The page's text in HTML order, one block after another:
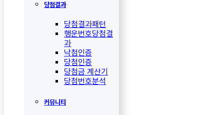
당첨결과
당첨결과패턴
행운번호당첨결
과
낙첨인증
당첨인증
당첨금 계산기
당첨번호분석
커뮤니티